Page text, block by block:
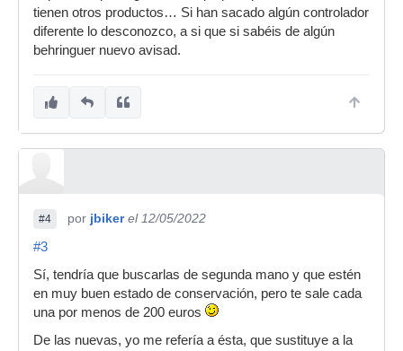
tienen otros productos… Si han sacado algún controlador
diferente lo desconozco, a si que si sabéis de algún
behringuer nuevo avisad.
#4 por jbiker el 12/05/2022
#3
Sí, tendría que buscarlas de segunda mano y que estén
en muy buen estado de conservación, pero te sale cada
una por menos de 200 euros
De las nuevas, yo me refería a ésta, que sustituye a la